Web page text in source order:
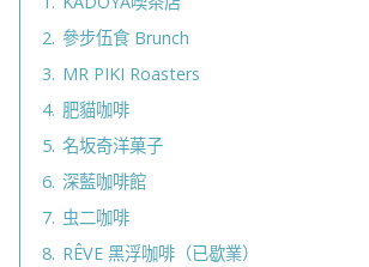
2. 參步伍食 Brunch
3. MR PIKI Roasters
4. 肥貓咖啡
5. 名坂奇洋菓子
6. 深藍咖啡館
7. 虫二咖啡
8. RÊVE 黑浮咖啡（已歇業）